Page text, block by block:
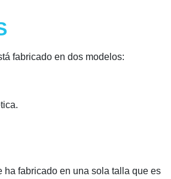
fabricado en dos modelos:
ha fabricado en una sola talla que es